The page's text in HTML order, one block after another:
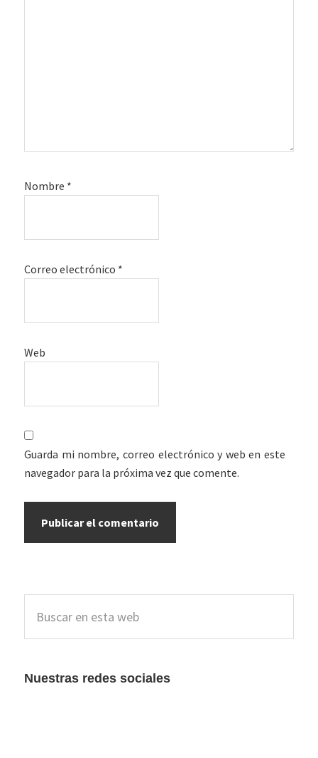
Nombre *
Correo electrónico *
Web
Guarda mi nombre, correo electrónico y web en este
navegador para la próxima vez que comente.
Barra
lateral
esta
Nuestras redes sociales